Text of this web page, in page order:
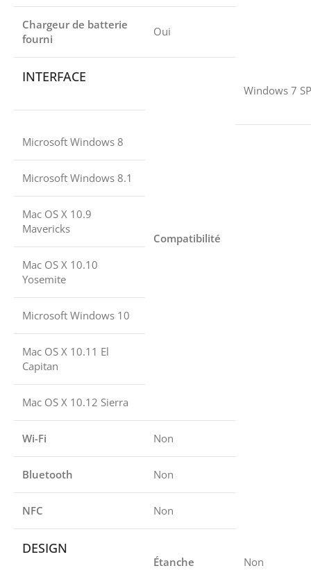
Chargeur de batterie
fourni
Oui
INTERFACE
Compatibilité
Windows 7
Microsoft Windows 8
Microsoft Windows 8.1
Mac OS X 10.9
Mavericks
Mac OS X 10.10
Yosemite
Microsoft Windows 10
Mac OS X 10.11 El
Capitan
Mac OS X 10.12 Sierra
Wi-Fi Non
Bluetooth Non
NFC Non
DESIGN
Étanche Non